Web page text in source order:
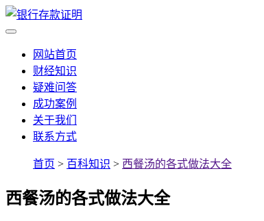
网站首页
财经知识
疑难问答
成功案例
关于我们
联系方式
首页 > 百科知识 > 西餐汤的各式做法大全
西餐汤的各式做法大全